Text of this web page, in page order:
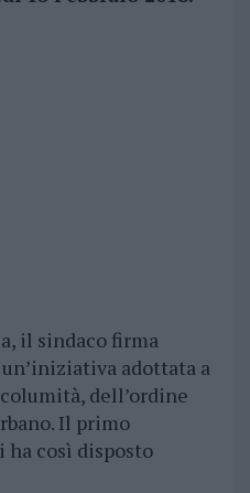
il sindaco firma
adottata a
dell’ordine
Il primo
così disposto